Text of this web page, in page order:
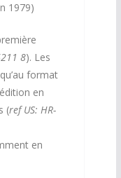
1979)
8). Les
format
en
(ref US: HR-
en